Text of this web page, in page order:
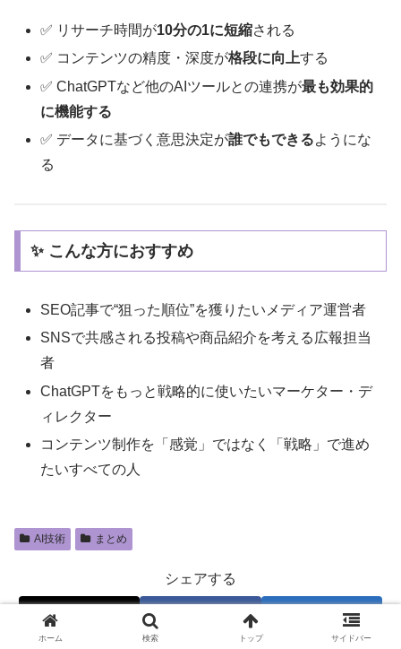
✅ リサーチ時間が10分の1に短縮される
✅ コンテンツの精度・深度が格段に向上する
✅ ChatGPTなど他のAIツールとの連携が最も効果的
に機能する
✅ データに基づく意思決定が誰でもできるようにな
る
✨ こんな方におすすめ
SEO記事で“狙った順位”を獲りたいメディア運営者
SNSで共感される投稿や商品紹介を考える広報担当
者
ChatGPTをもっと戦略的に使いたいマーケター・デ
ィレクター
コンテンツ制作を「感覚」ではなく「戦略」で進め
たいすべての人
AI技術 まとめ
シェアする
はてブ
ホーム 検索 トップ サイドバー